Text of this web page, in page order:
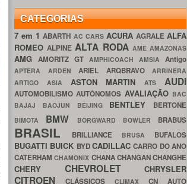
CATEGORIAS
7 em 1ABARTH AC CARS ACURA AGRALE ALFA
ROMEOALPINEALTA RODA AME AMAZONAS
AMG AMORITZ GT AMPHICOACH AMSIA Antigo
APTERA ARDEN ARIEL ARQBRAVO ARRINERA
ARTIGO ASIA ASTON MARTINATS AUDI
AUTOMOBILISMOAUTÔNOMOS AVALIAÇÃO BAC
BAJAJ BAOJUN BEIJING BENTLEY BERTONE
BIMOTA BMW BORGWARD BOWLER BRABUS
BRASIL BRILLIANCE BRUSA BUFALOS
BUGATTI BUICK BYDCADILLACCARRO DO ANO
CATERHAMCHAMONIX CHANACHANGANCHANGHE
CHERY CHEVROLET CHRYSLER
CITROEN CLÁSSICOS CLIMAX CN AUTO